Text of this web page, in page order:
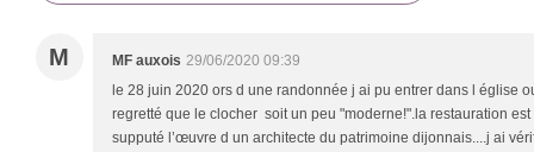
M MF auxois 29/06/2020 09:39
le 28 juin 2020 ors d une randonnée j ai pu entrer dans l église
regretté que le clocher soit un peu "moderne!".la restauration
supputé l’œuvre d un architecte du patrimoine dijonnais....j ai